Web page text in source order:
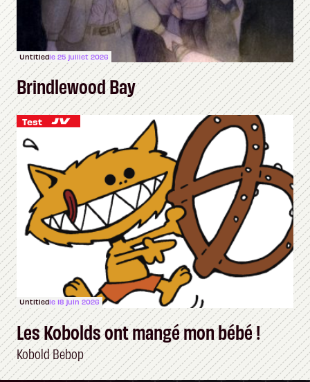
Untitledle 25 juillet 2026
Brindlewood Bay
Test
Untitledle 18 juin 2026
Les Kobolds ont mangé mon bébé !
Kobold Bebop